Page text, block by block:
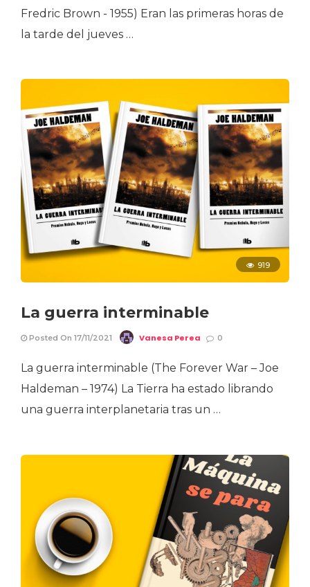
Fredric Brown - 1955) Eran las primeras horas de
la tarde del jueves …
919
La guerra interminable
Posted On 17/11/2021 Vanesa Perea 0
La guerra interminable (The Forever War – Joe
Haldeman – 1974) La Tierra ha estado librando
una guerra interplanetaria tras un …